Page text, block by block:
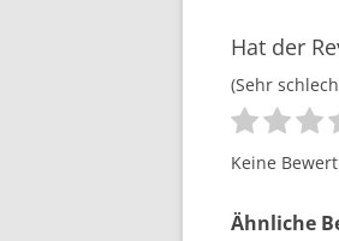
Hat der
(Sehr
Keine
Ähnliche